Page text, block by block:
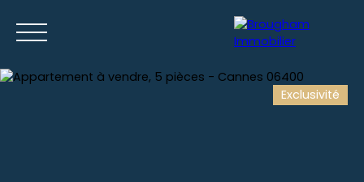
Exclusivité